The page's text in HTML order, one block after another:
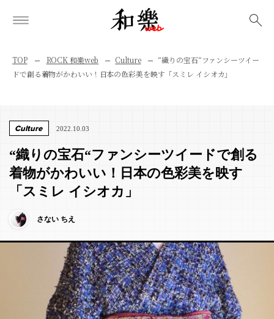
TOP ROCK 和樂web Culture
“織りの宝石“ファンシーツイー
ドで創る着物がかわいい！日本の色彩美を映す「スミレ イシオカ」
Culture 2022.10.03
“織りの宝石“ファンシーツイードで創る
着物がかわいい！日本の色彩美を映す
「スミレ イシオカ」
さない ちえ